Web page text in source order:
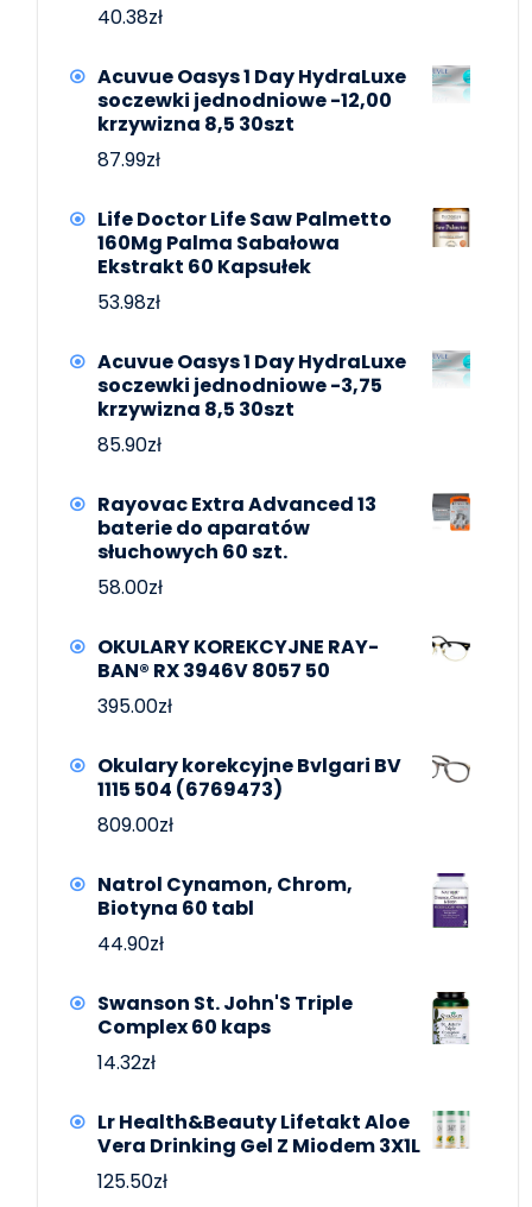
40.38zł
Acuvue Oasys 1 Day HydraLuxe
soczewki jednodniowe -12,00
krzywizna 8,5 30szt
87.99zł
Life Doctor Life Saw Palmetto
160Mg Palma Sabałowa
Ekstrakt 60 Kapsułek
53.98zł
Acuvue Oasys 1 Day HydraLuxe
soczewki jednodniowe -3,75
krzywizna 8,5 30szt
85.90zł
Rayovac Extra Advanced 13
baterie do aparatów
słuchowych 60 szt.
58.00zł
OKULARY KOREKCYJNE RAY-
BAN® RX 3946V 8057 50
395.00zł
Okulary korekcyjne Bvlgari BV
1115 504 (6769473)
809.00zł
Natrol Cynamon, Chrom,
Biotyna 60 tabl
44.90zł
Swanson St. John'S Triple
Complex 60 kaps
14.32zł
Lr Health&Beauty Lifetakt Aloe
Vera Drinking Gel Z Miodem 3X1L
125.50zł